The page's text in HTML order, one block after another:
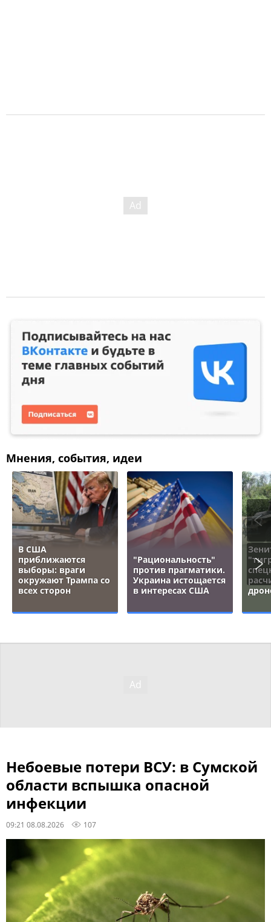
Мнения, события, идеи
В США
приближаются
выборы: враги
окружают Трампа со
всех сторон
"Рациональность"
против прагматики.
Украина истощается
в интересах США
Небоевые потери ВСУ: в Сумской
области вспышка опасной
инфекции
09:21 08.08.2026 107